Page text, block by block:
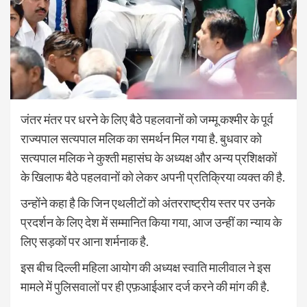
जंतर मंतर पर धरने के लिए बैठे पहलवानों को जम्मू कश्मीर के पूर्व
राज्यपाल सत्यपाल मलिक का समर्थन मिल गया है. बुधवार को
सत्यपाल मलिक ने कुश्ती महासंघ के अध्यक्ष और अन्य प्रशिक्षकों
के खिलाफ बैठे पहलवानों को लेकर अपनी प्रतिक्रिया व्यक्त की है.
उन्होंने कहा है कि जिन एथलीटों को अंतरराष्ट्रीय स्तर पर उनके
प्रदर्शन के लिए देश में सम्मानित किया गया, आज उन्हीं का न्याय के
लिए सड़कों पर आना शर्मनाक है.
इस बीच दिल्ली महिला आयोग की अध्यक्ष स्वाति मालीवाल ने इस
मामले में पुलिसवालों पर ही एफ़आईआर दर्ज करने की मांग की है.